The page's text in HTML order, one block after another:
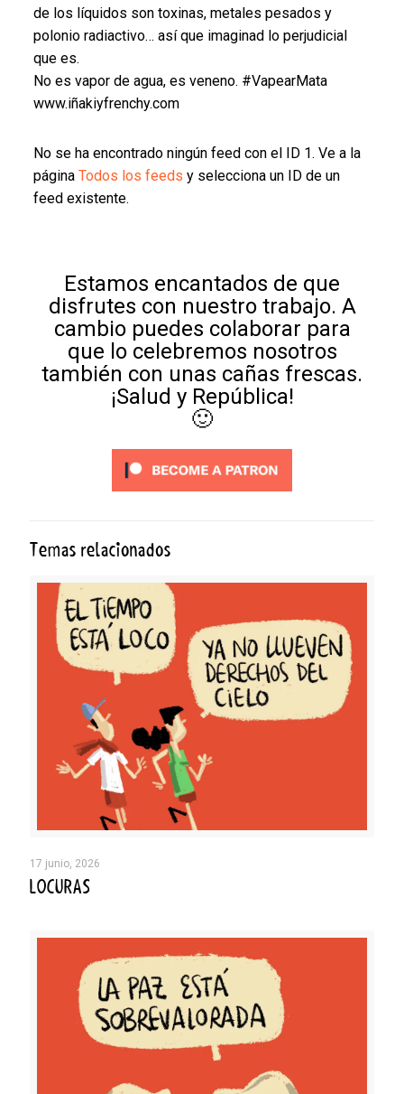
de los líquidos son toxinas, metales pesados y
polonio radiactivo… así que imaginad lo perjudicial
que es.
No es vapor de agua, es veneno. #VapearMata
www.iñakiyfrenchy.com
No se ha encontrado ningún feed con el ID 1. Ve a la
página Todos los feeds y selecciona un ID de un
feed existente.
Estamos encantados de que
disfrutes con nuestro trabajo. A
cambio puedes colaborar para
que lo celebremos nosotros
también con unas cañas frescas.
¡Salud y República!
🙂
Temas relacionados
17 junio, 2026
LOCURAS